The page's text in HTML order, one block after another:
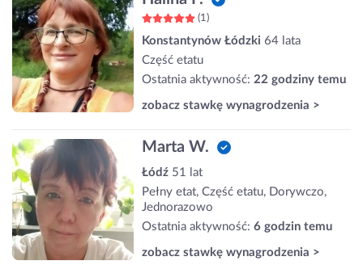
(1)
Konstantynów Łódzki 64 lata
Część etatu
Ostatnia aktywność: 22 godziny temu
zobacz stawkę wynagrodzenia >
Marta W.
Łódź 51 lat
Pełny etat, Część etatu, Dorywczo,
Jednorazowo
Ostatnia aktywność: 6 godzin temu
zobacz stawkę wynagrodzenia >